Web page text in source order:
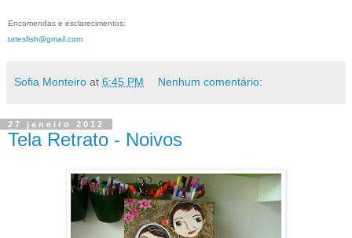
Encomendas e esclarecimentos:
tatesfish@gmail.com
Sofia Monteiro at 6:45 PM Nenhum comentário:
27 janeiro 2012
Tela Retrato - Noivos